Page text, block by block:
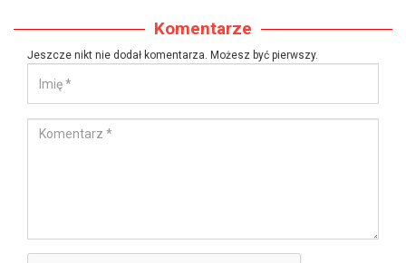
Komentarze
Jeszcze nikt nie dodał komentarza. Możesz być pierwszy.